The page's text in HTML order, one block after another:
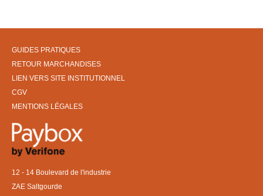
GUIDES PRATIQUES
RETOUR MARCHANDISES
LIEN VERS SITE INSTITUTIONNEL
CGV
MENTIONS LÉGALES
12 - 14 Boulevard de l'industrie
ZAE Saltgourde